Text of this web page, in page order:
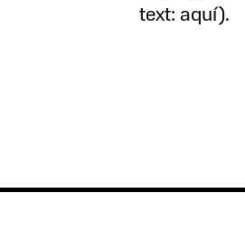
text: aquí).